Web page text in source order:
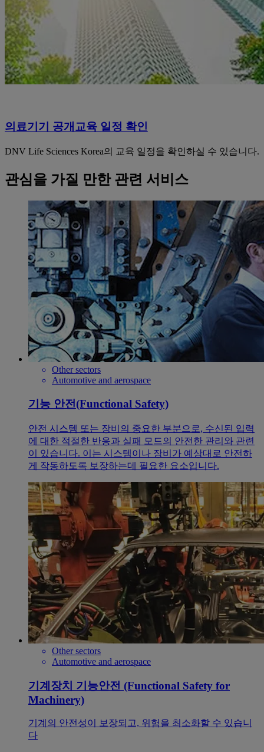
의료기기 공개교육 일정 확인
DNV Life Sciences Korea의 교육 일정을 확인하실 수 있습니다.
관심을 가질 만한 관련 서비스
Other sectors
Automotive and aerospace
기능 안전(Functional Safety)
안전 시스템 또는 장비의 중요한 부분으로, 수신된 입력
에 대한 적절한 반응과 실패 모드의 안전한 관리와 관련
이 있습니다. 이는 시스템이나 장비가 예상대로 안전하
게 작동하도록 보장하는데 필요한 요소입니다.
Other sectors
Automotive and aerospace
기계장치 기능안전 (Functional Safety for
Machinery)
기계의 안전성이 보장되고, 위험을 최소화할 수 있습니
다